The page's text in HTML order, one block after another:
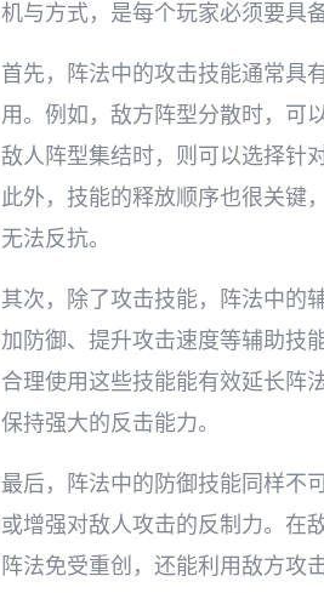
机与方式，是每个玩家必须要具
首先，阵法中的攻击技能通常具
用。例如，敌方阵型分散时，可
敌人阵型集结时，则可以选择针
此外，技能的释放顺序也很关键
无法反抗。
其次，除了攻击技能，阵法中的
加防御、提升攻击速度等辅助技
合理使用这些技能能有效延长阵
保持强大的反击能力。
最后，阵法中的防御技能同样不
或增强对敌人攻击的反制力。在
阵法免受重创，还能利用敌方攻